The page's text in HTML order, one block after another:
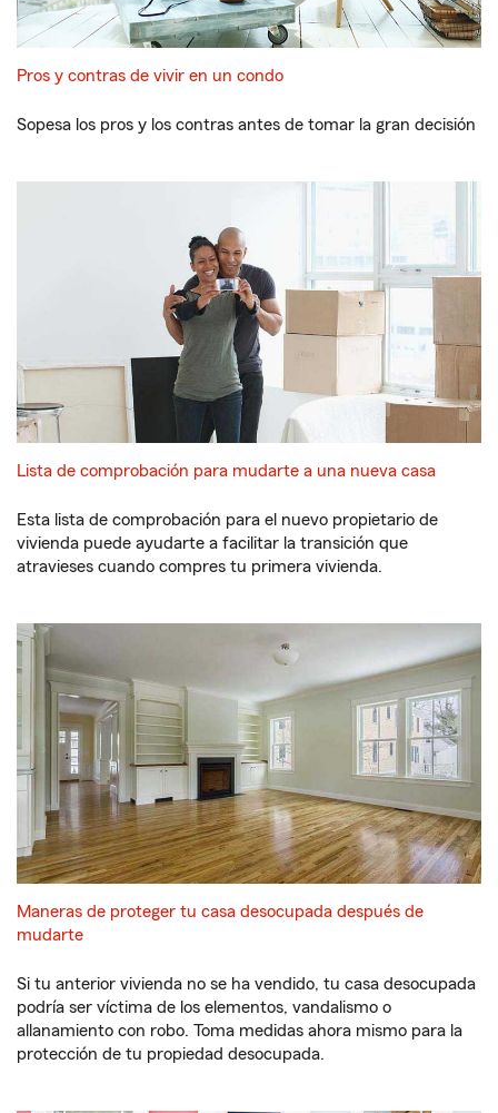
Pros y contras de vivir en un condo
Sopesa los pros y los contras antes de tomar la gran decisión
Lista de comprobación para mudarte a una nueva casa
Esta lista de comprobación para el nuevo propietario de
vivienda puede ayudarte a facilitar la transición que
atravieses cuando compres tu primera vivienda.
Maneras de proteger tu casa desocupada después de
mudarte
Si tu anterior vivienda no se ha vendido, tu casa desocupada
podría ser víctima de los elementos, vandalismo o
allanamiento con robo. Toma medidas ahora mismo para la
protección de tu propiedad desocupada.